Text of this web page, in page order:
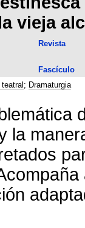
vieja
Revista
Fascículo
; Dramaturgia
la